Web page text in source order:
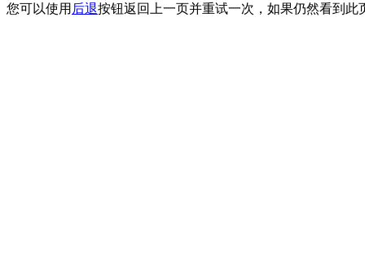
您可以使用 后退按钮返回上一页并重试一次，如果仍然看到此